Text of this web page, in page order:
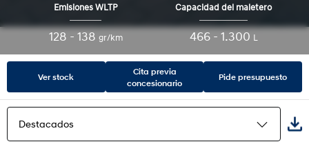
Emisiones WLTP
128 - 138 gr/km
Capacidad del maletero
466 - 1.300 L
Ver stock
Cita previa
concesionario
Pide presupuesto
Destacados